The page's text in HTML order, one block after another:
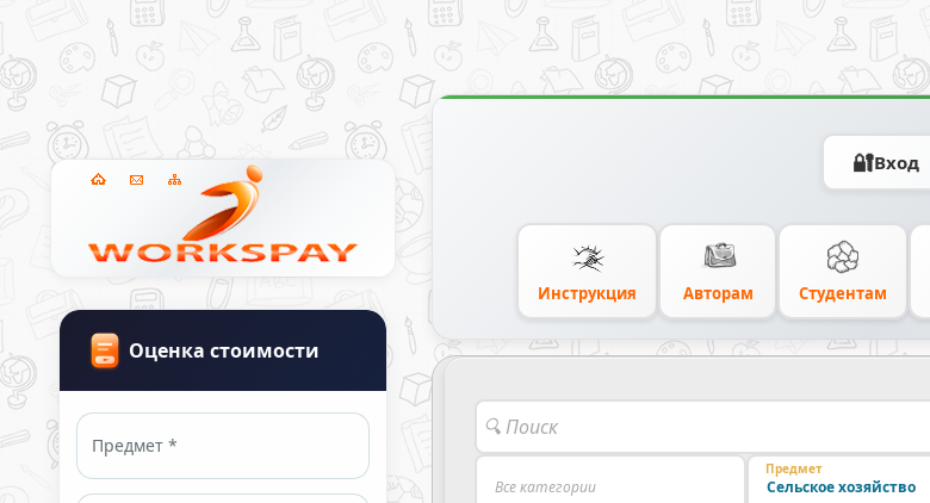
🔐Вход
Инструкция Авторам Студентам
Предмет
Оценка стоимости
Предмет *